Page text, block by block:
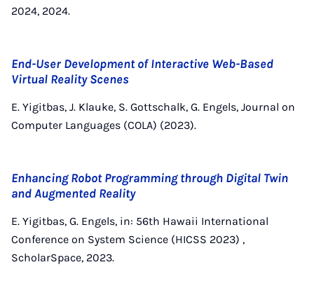
2024, 2024.
End-User Development of Interactive Web-Based
Virtual Reality Scenes
E. Yigitbas, J. Klauke, S. Gottschalk, G. Engels, Journal on
Computer Languages (COLA) (2023).
Enhancing Robot Programming through Digital Twin
and Augmented Reality
E. Yigitbas, G. Engels, in: 56th Hawaii International
Conference on System Science (HICSS 2023) ,
ScholarSpace, 2023.